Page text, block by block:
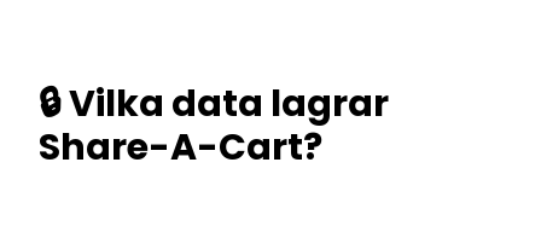
🔒 Vilka data lagrar
Share-A-Cart?